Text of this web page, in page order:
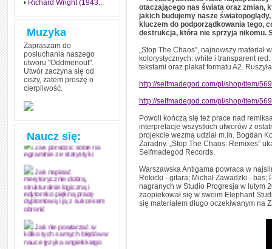
Richard Wright (1943...
Muzyka
Zapraszam do
posłuchania naszego
utworu "Oddmenout".
Utwór zaczyna się od
ciszy, zatem proszę o
cierpliwość.
Naucz się:
Jak stworzyć fenomen
egzamin? Poznaj metody
Jak poradzić sobie na
egzaminie ze statystyki
Jak napisać
merytorycznie dobrą,
strukturalnie logiczną i
edytorsko piękną pracę
dyplomową i ją z sukcesem
obronić
Jak nie powtarzać w
kółko tych samych błędów w
nauce języka angielskiego
otaczającego nas świata oraz zmian,
jakich budujemy nasze
kluczem do podporządkowania tego,
destrukcja, która nie sprzyja nikomu.
„Stop The Chaos”, najnowszy
kolorystycznych: white i transparent
tekstami oraz plakat formatu A2.
http://selfmadegod.com/pl/shop/item/
http://selfmadegod.com/pl/shop/item/
Powoli kończą się też prace nad
interpretacje wszystkich utworów z
projekcie wezmą udział m.in. Bogdan
Zaradny. „Stop The Chaos: Remixes”
Selfmadegod Records.
Warszawska Antigama powraca w
Rokicki - gitara; Michał Zawadzki -
nagranych w Studio Progresja w lutym
zaopiekował się w swoim Elephant
się materiałem długo oczekiwanym na